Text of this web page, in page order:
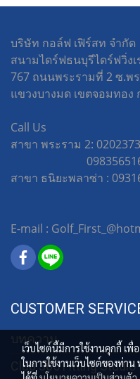
บริษัท กอล์ฟ เฟิร์สท จำกัด
สนามไดร์ฟธนบุรีไดร์ฟวิ่งเ
767 ถนนพระรามที่ 2 ซ.พ
แขวงบางมด เขตจอมทอง
Call Us
สาขา พระราม 2:
สาขา ธนิยะพลาซ่า :
E-mail :
CUSTOMER
บทความ
Club 365 Fitting Studio
เว็บไซต์นี้มีการใช้งานคุกกี้ เ
ในการใช้งานเว็บไซต์ของท่า